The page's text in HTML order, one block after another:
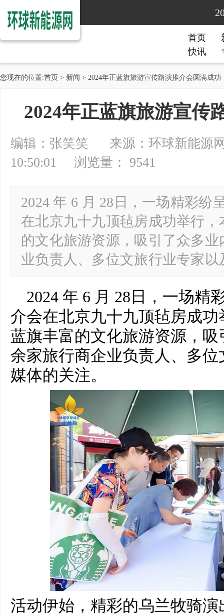
首页
快讯
您现在的位置:首页 > 新闻 > 2024年正蓝旗旅游宣传路演推介会圆满成功
2024年正蓝旗旅游宣传
编辑：张笑笑 来源：环球新能源
10:50:01 浏览量： 9541
2024 年 6 月 28日，一场精彩纷
在北京九十九顶毡房成功举行
的文化旅游资源，吸引了众多
业负责人、多位文旅行业专家
2024 年 6 月 28日，一场精
介会在北京九十九顶毡房成
蓝旗丰富的文化旅游资源，
余家旅行商企业负责人、多
媒体的关注。
活动伊始，精彩的乌兰牧骑